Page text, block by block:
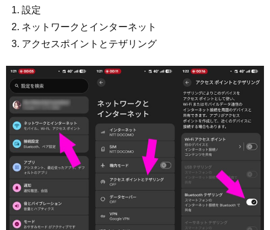
設定
ネットワークとインターネット
アクセスポイントとテザリング